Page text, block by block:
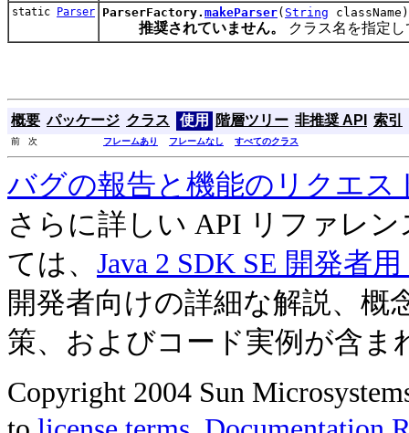
static Parser ParserFactory. makeParser( String className)
推奨されていません。 クラス名を指定
概要 パッケージ クラス 使用 階層ツリー 非推奨 API 索引
前 次 フレームあり フレームなし すべてのクラス
バグの報告と機能のリクエス
さらに詳しい API リファレ
ては、 Java 2 SDK SE 開発者
開発者向けの詳細な解説、概
策、およびコード実例が含ま
Copyright 2004 Sun